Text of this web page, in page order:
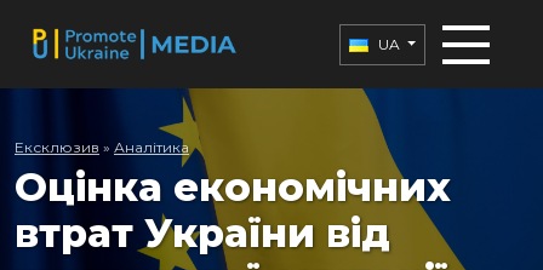
UA
Ексклюзив » Аналітика
Оцінка економічних
втрат України від